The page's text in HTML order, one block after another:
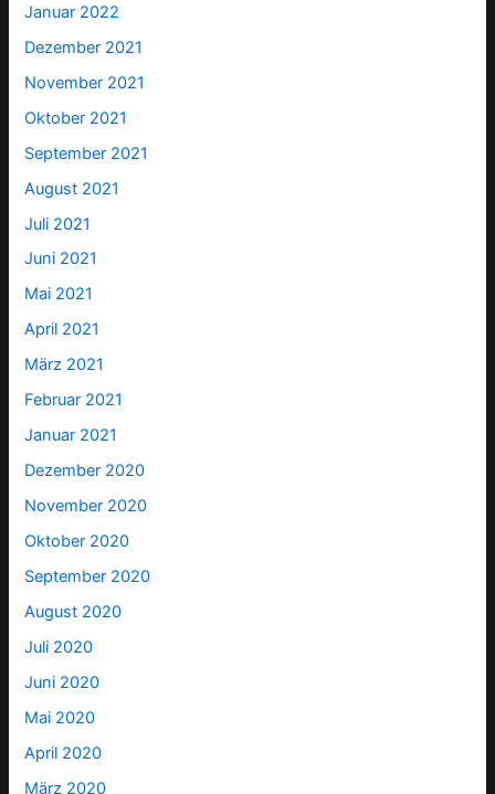
Januar 2022
Dezember 2021
November 2021
Oktober 2021
September 2021
August 2021
Juli 2021
Juni 2021
Mai 2021
April 2021
März 2021
Februar 2021
Januar 2021
Dezember 2020
November 2020
Oktober 2020
September 2020
August 2020
Juli 2020
Juni 2020
Mai 2020
April 2020
März 2020